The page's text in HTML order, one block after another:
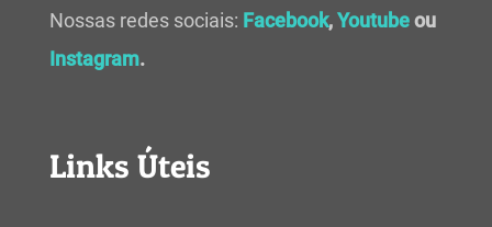
Nossas redes sociais: Facebook,Youtubeou
Instagram.
Links Úteis